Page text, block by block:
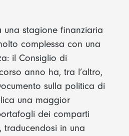
una stagione finanziaria
complessa con una
il Consiglio di
anno ha, tra l’altro,
sulla politica di
una maggior
dei comparti
traducendosi in una